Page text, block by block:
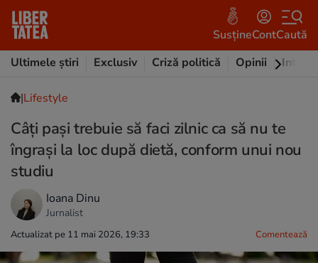
SusțineContCaută
Ultimele știri
Exclusiv Criză politică Opinii
|Lifestyle
Câți pași trebuie să faci zilnic ca să nu te
îngrași la loc după dietă, conform unui nou
studiu
Ioana Dinu
Jurnalist
Actualizat pe 11 mai 2026, 19:33 Comentează